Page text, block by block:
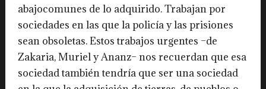
abajocomunes de lo adquirido. Trabajan por
sociedades en las que la policía y las prisiones
sean obsoletas. Estos trabajos urgentes –de
Zakaria, Muriel y Ananz– nos recuerdan que esa
sociedad también tendría que ser una sociedad